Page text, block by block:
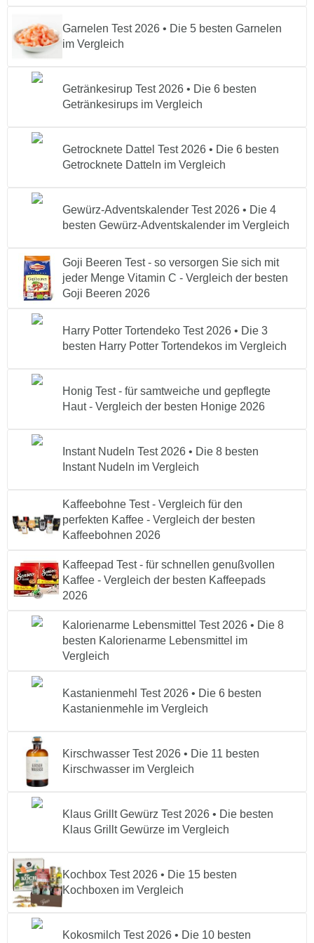
Garnelen Test 2026 • Die 5 besten Garnelen
im Vergleich
Getränkesirup Test 2026 • Die 6 besten
Getränkesirups im Vergleich
Getrocknete Dattel Test 2026 • Die 6 besten
Getrocknete Datteln im Vergleich
Gewürz-Adventskalender Test 2026 • Die 4
besten Gewürz-Adventskalender im Vergleich
Goji Beeren Test - so versorgen Sie sich mit
jeder Menge Vitamin C - Vergleich der besten
Goji Beeren 2026
Harry Potter Tortendeko Test 2026 • Die 3
besten Harry Potter Tortendekos im Vergleich
Honig Test - für samtweiche und gepflegte
Haut - Vergleich der besten Honige 2026
Instant Nudeln Test 2026 • Die 8 besten
Instant Nudeln im Vergleich
Kaffeebohne Test - Vergleich für den
perfekten Kaffee - Vergleich der besten
Kaffeebohnen 2026
Kaffeepad Test - für schnellen genußvollen
Kaffee - Vergleich der besten Kaffeepads
2026
Kalorienarme Lebensmittel Test 2026 • Die 8
besten Kalorienarme Lebensmittel im
Vergleich
Kastanienmehl Test 2026 • Die 6 besten
Kastanienmehle im Vergleich
Kirschwasser Test 2026 • Die 11 besten
Kirschwasser im Vergleich
Klaus Grillt Gewürz Test 2026 • Die besten
Klaus Grillt Gewürze im Vergleich
Kochbox Test 2026 • Die 15 besten
Kochboxen im Vergleich
Kokosmilch Test 2026 • Die 10 besten